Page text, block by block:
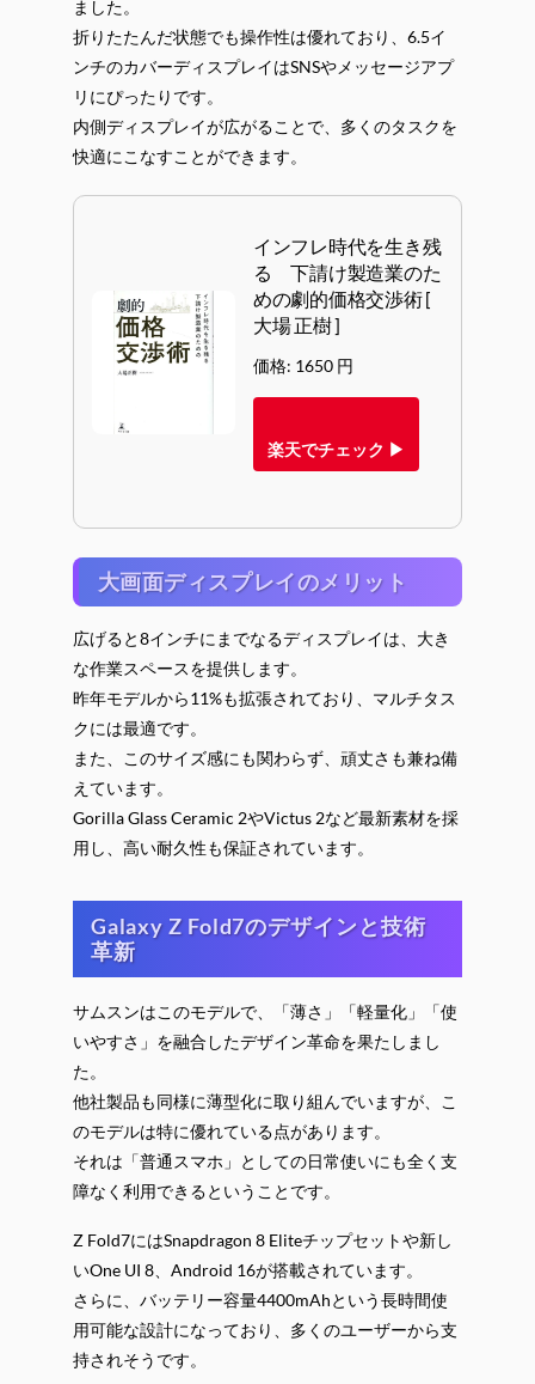
ました。
折りたたんだ状態でも操作性は優れており、6.5イ
ンチのカバーディスプレイはSNSやメッセージアプ
リにぴったりです。
内側ディスプレイが広がることで、多くのタスクを
快適にこなすことができます。
インフレ時代を生き残
る 下請け製造業のた
めの劇的価格交渉術 [
大場 正樹 ]
価格: 1650 円
楽天でチェック ▶
大画面ディスプレイのメリット
広げると8インチにまでなるディスプレイは、大き
な作業スペースを提供します。
昨年モデルから11%も拡張されており、マルチタス
クには最適です。
また、このサイズ感にも関わらず、頑丈さも兼ね備
えています。
Gorilla Glass Ceramic 2やVictus 2など最新素材を採
用し、高い耐久性も保証されています。
Galaxy Z Fold7のデザインと技術
革新
サムスンはこのモデルで、「薄さ」「軽量化」「使
いやすさ」を融合したデザイン革命を果たしまし
た。
他社製品も同様に薄型化に取り組んでいますが、こ
のモデルは特に優れている点があります。
それは「普通スマホ」としての日常使いにも全く支
障なく利用できるということです。
Z Fold7にはSnapdragon 8 Eliteチップセットや新し
いOne UI 8、Android 16が搭載されています。
さらに、バッテリー容量4400mAhという長時間使
用可能な設計になっており、多くのユーザーから支
持されそうです。